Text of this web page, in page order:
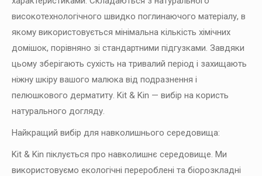
високотехнологічного швидко поглинаючого матеріалу, в
якому використовується мінімальна кількість хімічних
домішок, порівняно зі стандартними підгузками. Завдяки
цьому зберігають сухість на тривалий період і захищають
ніжну шкіру вашого малюка від подразнення і
пелюшкового дерматиту. Kit & Kin — вибір на користь
натурального догляду.
Найкращий вибір для навколишнього середовища:
Kit & Kin піклується про навколишнє середовище. Ми
використовуємо екологічні перероблені та біорозкладні